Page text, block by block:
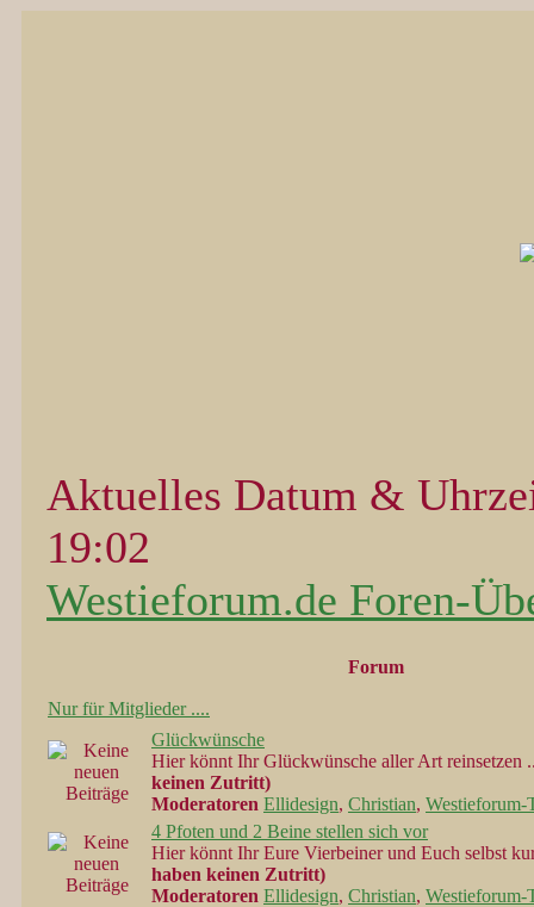
Aktuelles Datum &
19:02
Westieforum.de Foren-
Forum
Nur für Mitglieder ....
Glückwünsche
Hier könnt Ihr Glückwünsche aller Art reinsetzen
keinen Zutritt)
Moderatoren Ellidesign, Christian, Westieforum-
4 Pfoten und 2 Beine stellen sich vor
Hier könnt Ihr Eure Vierbeiner und Euch selbst
haben keinen Zutritt)
Moderatoren Ellidesign, Christian, Westieforum-